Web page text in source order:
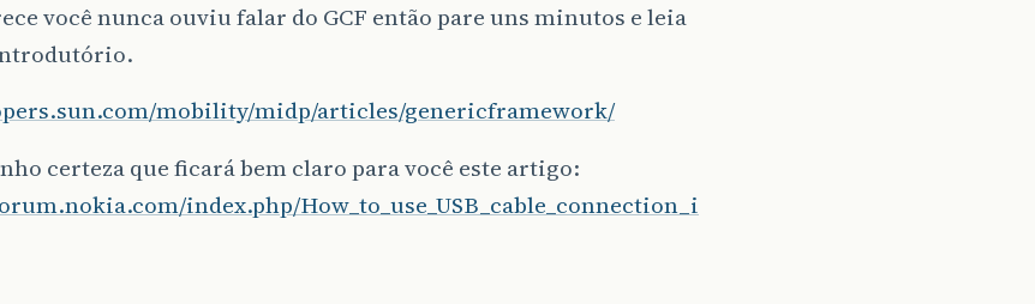
você nunca ouviu falar do GCF então pare uns minutos e leia
mobility/midp/articles/genericframework/
certeza que ficará bem claro para você este artigo:
index.php/How_to_use_USB_cable_connection_i